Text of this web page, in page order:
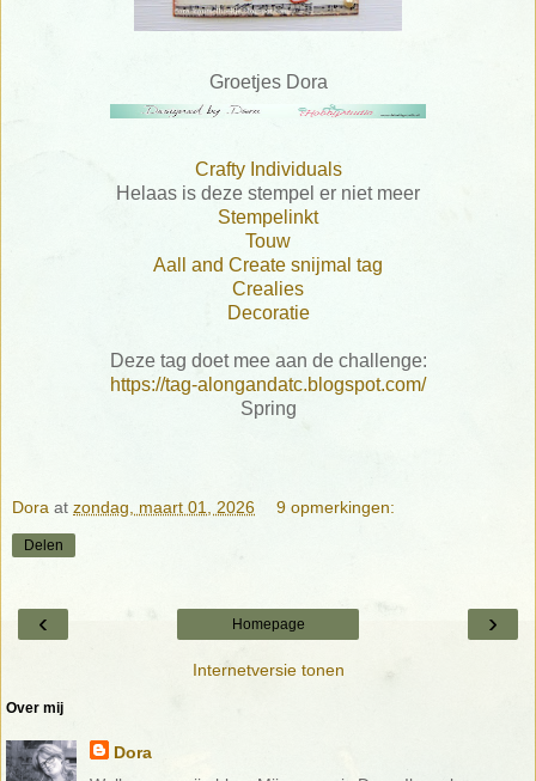
Groetjes Dora
Crafty Individuals
Helaas is deze stempel er niet meer
Stempelinkt
Touw
Aall and Create snijmal tag
Crealies
Decoratie
Deze tag doet mee aan de challenge:
https://tag-alongandatc.blogspot.com/
Spring
Dora at zondag, maart 01, 2026 9 opmerkingen:
Delen
‹ ›
Homepage
Internetversie tonen
Over mij
Dora